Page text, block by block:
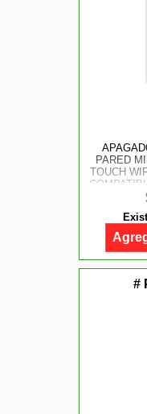
PARED
TOUCH
/ /
#